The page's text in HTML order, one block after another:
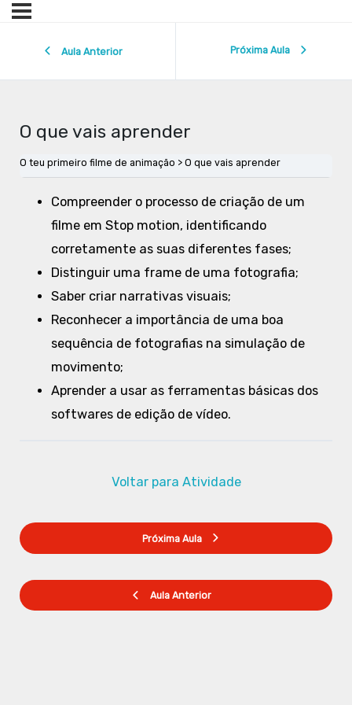
Aula Anterior Próxima Aula
O que vais aprender
O teu primeiro filme de animação O que vais aprender
Compreender o processo de criação de um
filme em Stop motion, identificando
corretamente as suas diferentes fases;
Distinguir uma frame de uma fotografia;
Saber criar narrativas visuais;
Reconhecer a importância de uma boa
sequência de fotografias na simulação de
movimento;
Aprender a usar as ferramentas básicas dos
softwares de edição de vídeo.
Aula Anterior
Voltar para Atividade
Próxima Aula